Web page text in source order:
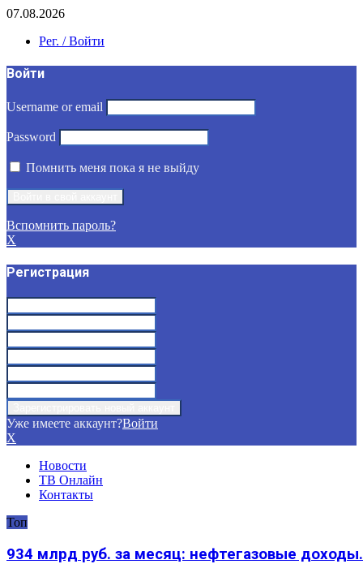
07.08.2026
Рег. / Войти
Войти
Username or email
Password
Помнить меня пока я не выйду
Вспомнить пароль?
X
Регистрация
Уже имеете аккаунт?Войти
X
Новости
ТВ Онлайн
Контакты
Топ
934 млрд руб. за месяц: нефтегазовые